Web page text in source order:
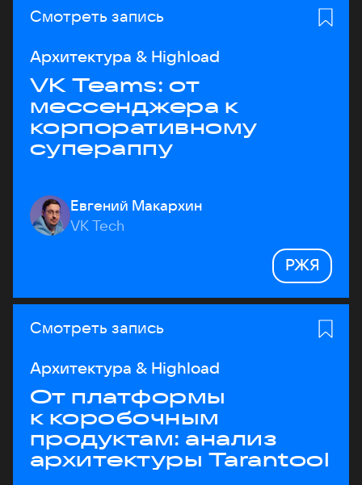
Смотреть запись
Архитектура & Highload
VK Teams: от
мессенджера к
корпоративному
супераппу
Евгений Макархин
VK Tech
РЖЯ
Смотреть запись
Архитектура & Highload
От платформы
к коробочным
продуктам: анализ
архитектуры Tarantool